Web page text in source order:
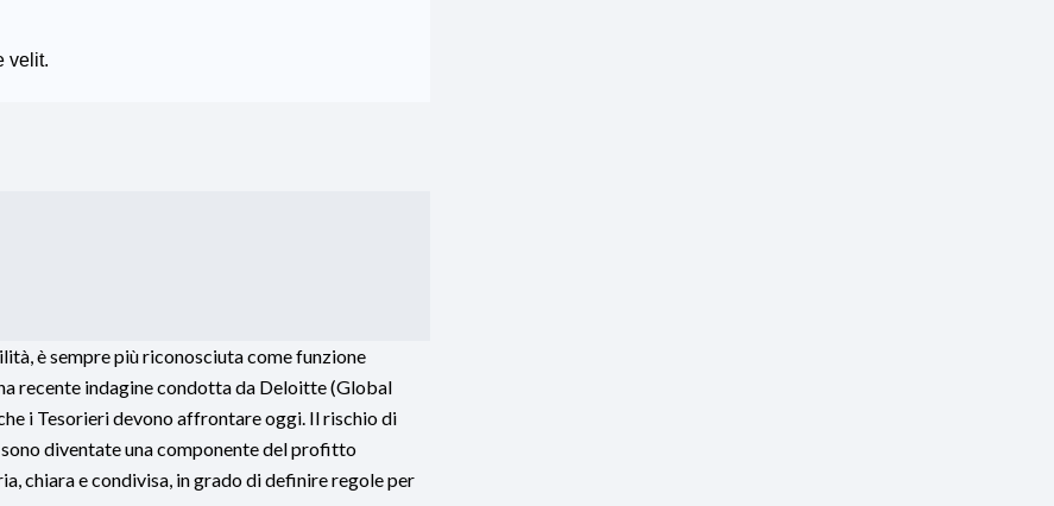
velit.
è sempre più riconosciuta come funzione
recente indagine condotta da Deloitte (Global
i Tesorieri devono affrontare oggi. Il rischio di
diventate una componente del profitto
chiara e condivisa, in grado di definire regole per